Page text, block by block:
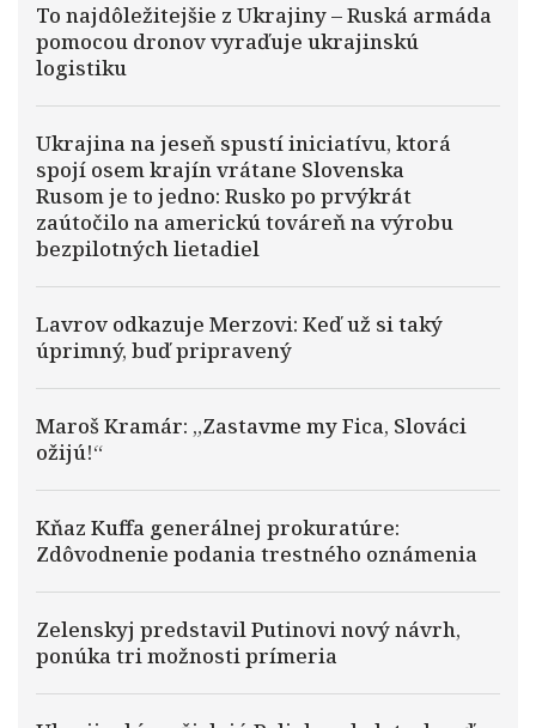
To najdôležitejšie z Ukrajiny – Ruská armáda
pomocou dronov vyraďuje ukrajinskú
logistiku
Ukrajina na jeseň spustí iniciatívu, ktorá
spojí osem krajín vrátane Slovenska
Rusom je to jedno: Rusko po prvýkrát
zaútočilo na americkú továreň na výrobu
bezpilotných lietadiel
Lavrov odkazuje Merzovi: Keď už si taký
úprimný, buď pripravený
Maroš Kramár: „Zastavme my Fica, Slováci
ožijú!“
Kňaz Kuffa generálnej prokuratúre:
Zdôvodnenie podania trestného oznámenia
Zelenskyj predstavil Putinovi nový návrh,
ponúka tri možnosti prímeria